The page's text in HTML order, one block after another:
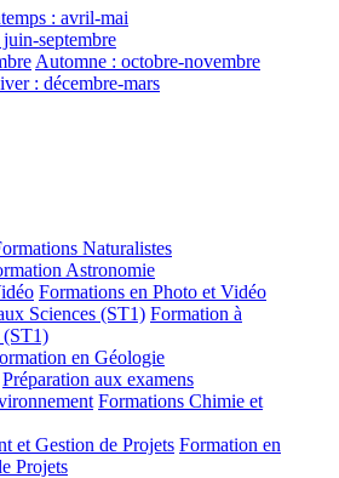
: avril-mai
septembre
Automne : octobre-novembre
: décembre-mars
Naturalistes
Astronomie
Formations en Photo et Vidéo
Sciences (ST1) Formation à
(ST1)
en Géologie
Préparation aux examens
Formations Chimie et
et Gestion de Projets Formation en
Projets